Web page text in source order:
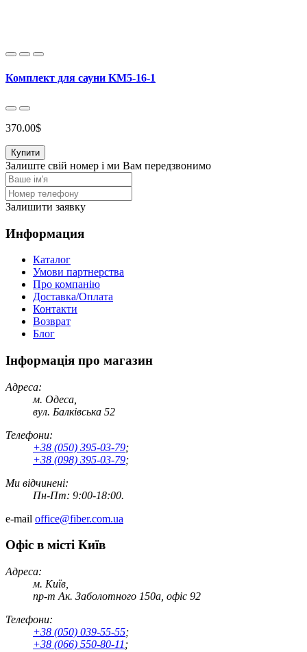
Комплект для сауни KM5-16-1
370.00$
Купити
Залиште свій номер і ми Вам передзвонимо
Залишити заявку
Информация
Каталог
Умови партнерства
Про компанію
Доставка/Оплата
Контакти
Возврат
Блог
Інформація про магазин
Адреса:
м. Одеса,
вул. Балківська 52
Телефони:
+38 (050) 395-03-79;
+38 (098) 395-03-79;
Ми відчинені:
Пн-Пт: 9:00-18:00.
e-mail office@fiber.com.ua
Офіс в місті Київ
Адреса:
м. Київ,
пр-т Ак. Заболотного 150а, офіс 92
Телефони:
+38 (050) 039-55-55;
+38 (066) 550-80-11 ;